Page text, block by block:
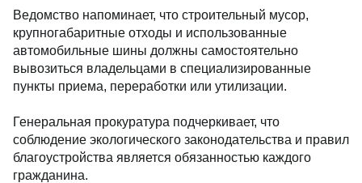
Ведомство напоминает, что строительный мусор,
крупногабаритные отходы и использованные
автомобильные шины должны самостоятельно
вывозиться владельцами в специализированные
пункты приема, переработки или утилизации.
Генеральная прокуратура подчеркивает, что
соблюдение экологического законодательства и правил
благоустройства является обязанностью каждого
гражданина.